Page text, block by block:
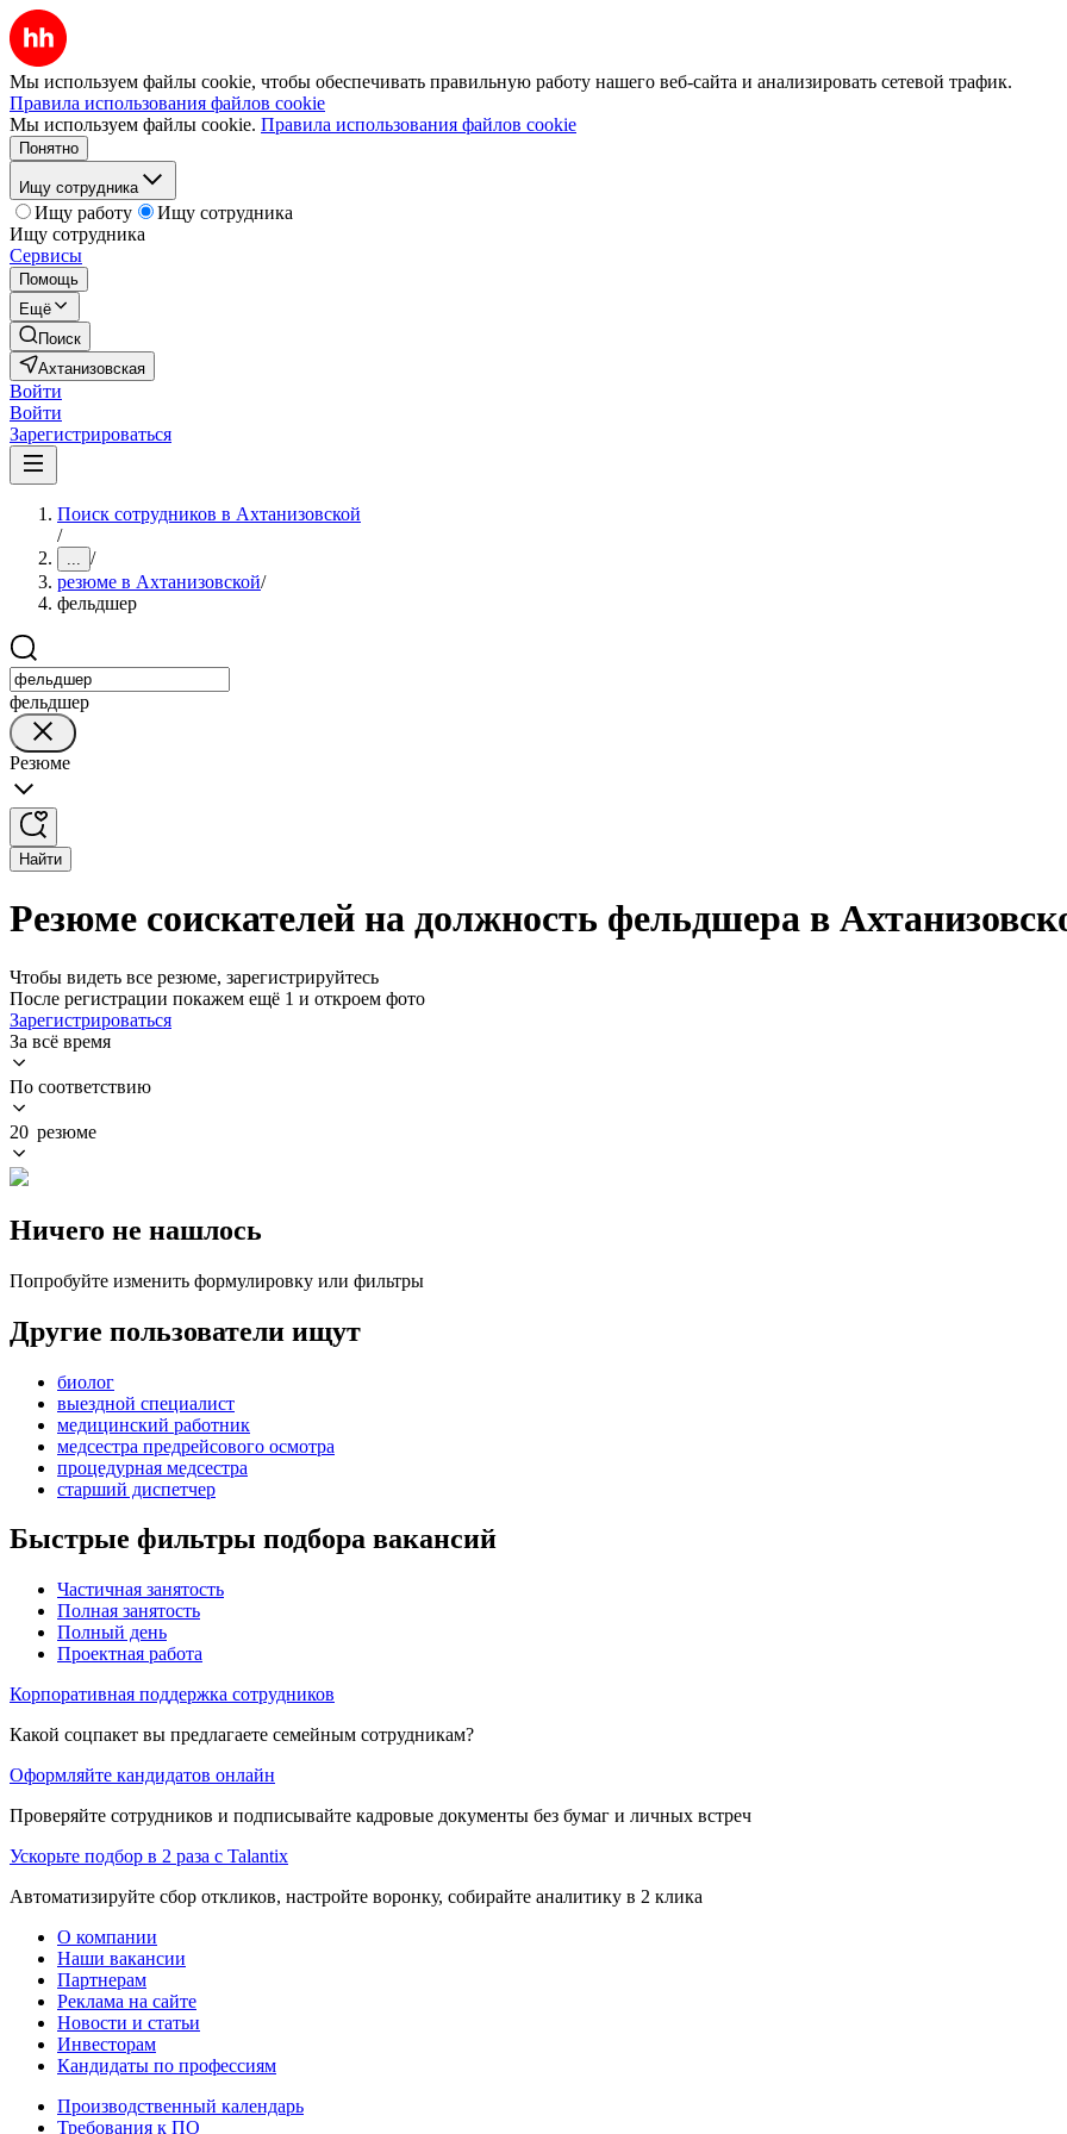
Мы используем файлы cookie, чтобы обеспечивать правильную работу нашего веб-сайта и анализировать сетевой трафик.
Правила использования файлов cookie
Мы используем файлы cookie. Правила использования файлов cookie
Понятно
Ищу сотрудника
Ищу работу
Ищу сотрудника
Ищу сотрудника
Сервисы
Помощь
Ещё
Поиск
Ахтанизовская
Войти
Войти
Зарегистрироваться
Поиск сотрудников в Ахтанизовской
/
... /
резюме в Ахтанизовской/
фельдшер
фельдшер
Резюме
Найти
Резюме соискателей на должность фельдшера в
Чтобы видеть все резюме, зарегистрируйтесь
После регистрации покажем ещё 1 и откроем фото
Зарегистрироваться
За всё время
По соответствию
20 резюме
Ничего не нашлось
Попробуйте изменить формулировку или фильтры
Другие пользователи ищут
биолог
выездной специалист
медицинский работник
медсестра предрейсового осмотра
процедурная медсестра
старший диспетчер
Быстрые фильтры подбора вакансий
Частичная занятость
Полная занятость
Полный день
Проектная работа
Корпоративная поддержка сотрудников
Какой соцпакет вы предлагаете семейным сотрудникам?
Оформляйте кандидатов онлайн
Проверяйте сотрудников и подписывайте кадровые документы без бумаг и личных встреч
Ускорьте подбор в 2 раза с Talantix
Автоматизируйте сбор откликов, настройте воронку, собирайте аналитику в 2 клика
О компании
Наши вакансии
Партнерам
Реклама на сайте
Новости и статьи
Инвесторам
Кандидаты по профессиям
Производственный календарь
Требования к ПО